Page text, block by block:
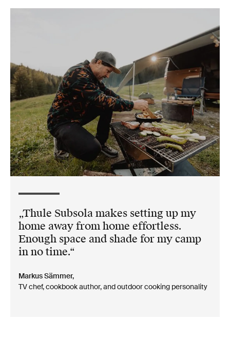
Thule Subsola makes setting up my
home away from home effortless.
Enough space and shade for my camp
in no time.
Markus Sämmer,
TV chef, cookbook author, and outdoor cooking personality